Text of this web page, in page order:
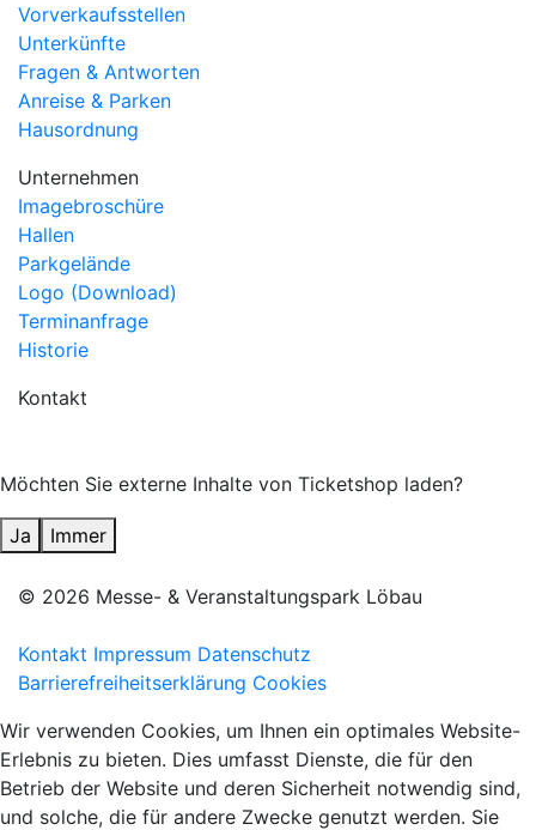
Vorverkaufsstellen
Unterkünfte
Fragen & Antworten
Anreise & Parken
Hausordnung
Unternehmen
Imagebroschüre
Hallen
Parkgelände
Logo (Download)
Terminanfrage
Historie
Kontakt
Möchten Sie externe Inhalte von Ticketshop laden?
Ja Immer
© 2026 Messe- & Veranstaltungspark Löbau
Kontakt Impressum Datenschutz
Barrierefreiheitserklärung Cookies
Wir verwenden Cookies, um Ihnen ein optimales Website-
Erlebnis zu bieten. Dies umfasst Dienste, die für den
Betrieb der Website und deren Sicherheit notwendig sind,
und solche, die für andere Zwecke genutzt werden. Sie